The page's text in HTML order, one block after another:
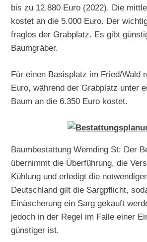
bis zu 12.880 Euro (2022). Die
kostet an die 5.000 Euro. Der
fraglos der Grabplatz. Es gibt
Baumgräber.
Für einen Basisplatz im Fried/Wald
Euro, während der Grabplatz unter
Baum an die 6.350 Euro kostet.
Baumbestattung Wemding St: Der
übernimmt die Überführung, die
Kühlung und erledigt die
Deutschland gilt die Sargpflicht,
Einäscherung ein Sarg gekauft
jedoch in der Regel im Falle einer
günstiger ist.